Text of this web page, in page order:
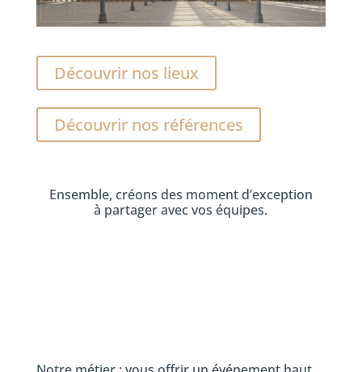
Découvrir nos lieux
Découvrir nos références
Ensemble, créons des moment d’exception
à partager avec vos équipes.